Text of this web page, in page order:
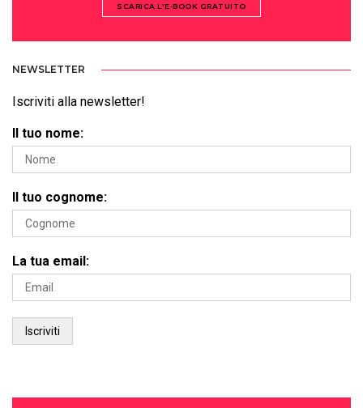
SCARICA L'E-BOOK GRATUITO
NEWSLETTER
Iscriviti alla newsletter!
Il tuo nome:
Il tuo cognome:
La tua email: